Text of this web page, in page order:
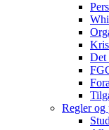
Det
Regler